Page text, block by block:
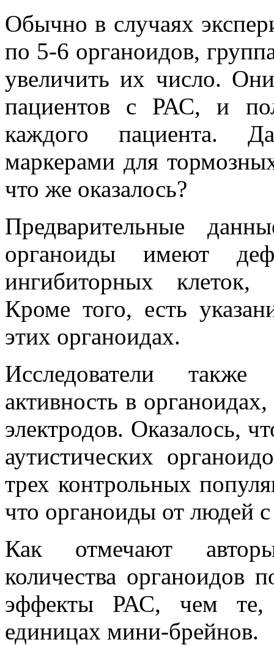
Обычно в случаях
по 5-6 органоидов,
увеличить их число.
пациентов с РАС, и
каждого пациента.
маркерами для
что же оказалось?
Предварительные
органоиды имеют
ингибиторных клеток,
Кроме того, есть
этих органоидах.
Исследователи также
активность в
электродов. Оказалось,
аутистических
трех контрольных
что органоиды от людей
Как отмечают
количества органоидов
эффекты РАС, чем те,
единицах мини-брейнов.